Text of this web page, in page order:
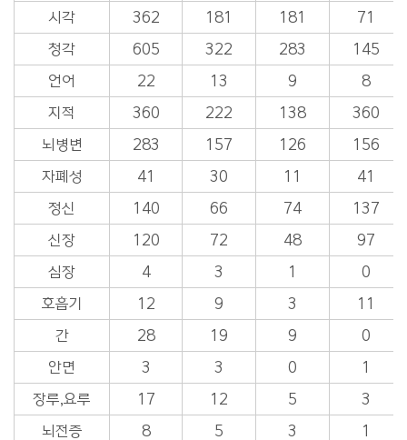
시각
362 181 181
71
청각
605 322 283
145
언어
22 13 9
8
지적
360 222 138
360
뇌병변
283 157 126
156
자폐성
41 30 11
41
정신
140 66 74
137
신장
120 72 48
97
심장
4 3 1
0
호흡기
12 9 3
11
간
28 19 9
0
안면
3 3 0
1
장루,요루
17 12 5
3
뇌전증
8 5 3 1